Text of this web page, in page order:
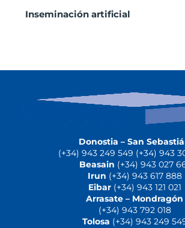
Inseminación artificial
Donostia – San
(+34) 943 249 549 (+34) 943
Beasain (+34) 943 027
Irun (+34) 943 617 888
Eibar(+34) 943 121 021
Arrasate – Mondragón
(+34) 943 792 018
Tolosa (+34) 943 249